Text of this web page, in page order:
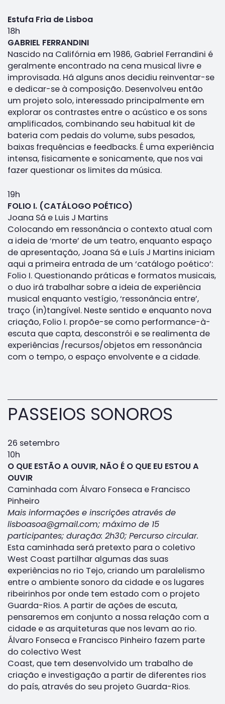
Estufa Fria de Lisboa
18h
GABRIEL FERRANDINI
Nascido na Califórnia em 1986, Gabriel Ferrandini é
geralmente encontrado na cena musical livre e
improvisada. Há alguns anos decidiu reinventar-se
e dedicar-se à composição. Desenvolveu então
um projeto solo, interessado principalmente em
explorar os contrastes entre o acústico e os sons
amplificados, combinando seu habitual kit de
bateria com pedais do volume, subs pesados,
baixas frequências e feedbacks. É uma experiência
intensa, fisicamente e sonicamente, que nos vai
fazer questionar os limites da música.
19h
FOLIO I. (CATÁLOGO POÉTICO)
Joana Sá e Luis J Martins
Colocando em ressonância o contexto atual com
a ideia de ‘morte’ de um teatro, enquanto espaço
de apresentação, Joana Sá e Luís J Martins iniciam
aqui a primeira entrada de um ‘catálogo poético’:
Folio I. Questionando práticas e formatos musicais,
o duo irá trabalhar sobre a ideia de experiência
musical enquanto vestígio, ‘ressonância entre’,
traço (in)tangível. Neste sentido e enquanto nova
criação, Folio I. propõe-se como performance-à-
escuta que capta, desconstrói e se realimenta de
experiências /recursos/objetos em ressonância
com o tempo, o espaço envolvente e a cidade.
PASSEIOS SONOROS
26 setembro
10h
O QUE ESTÃO A OUVIR, NÃO É O QUE EU ESTOU A
OUVIR
Caminhada com Álvaro Fonseca e Francisco
Pinheiro
Mais informações e inscrições através de
lisboasoa@gmail.com; máximo de 15
participantes; duração: 2h30; Percurso circular.
Esta caminhada será pretexto para o coletivo
West Coast partilhar algumas das suas
experiências no rio Tejo, criando um paralelismo
entre o ambiente sonoro da cidade e os lugares
ribeirinhos por onde tem estado com o projeto
Guarda-Rios. A partir de ações de escuta,
pensaremos em conjunto a nossa relação com a
cidade e as arquiteturas que nos levam ao rio.
Álvaro Fonseca e Francisco Pinheiro fazem parte
do colectivo West
Coast, que tem desenvolvido um trabalho de
criação e investigação a partir de diferentes rios
do país, através do seu projeto Guarda-Rios.